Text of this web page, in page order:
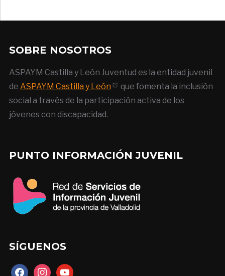
SOBRE NOSOTROS
ASPAYM Castilla y León Juventud es la entidad juvenil
de ASPAYM Castilla y León
que fomenta la inclusión
social a través de la participación activa de los
jóvenes con discapacidad.
PUNTO INFORMACIÓN JUVENIL
SÍGUENOS
facebookinstagram
youtube